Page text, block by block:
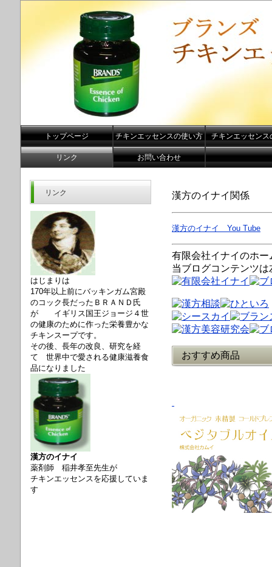
トップページ チキンエッセンスの使い方 チキンエッセンス
リンク お問い合わせ
漢方のイナイ関係
漢方のイナイ You Tube
有限会社イナイのホ
当ブログコンテンツ
おすすめ商品
リンク
はじまりは
170年以上前にバッキンガム宮殿
のコック長だったＢＲＡＮＤ氏
が イギリス国王ジョージ４世
の健康のために作った栄養豊かな
チキンスープです。
その後、長年の改良、研究を経
て 世界中で愛される健康滋養食
品になりました
漢方のイナイ
薬剤師 稲井孝至先生が
チキンエッセンスを応援していま
す